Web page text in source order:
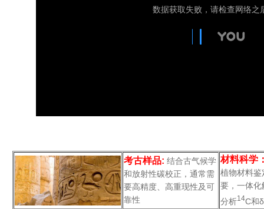
考古样品: 结合古气候学
和放射性碳校正，通常需
要高精度、高重现性及可
靠性
材料科学
植物材料鉴
要，一体化
分析14C和δ